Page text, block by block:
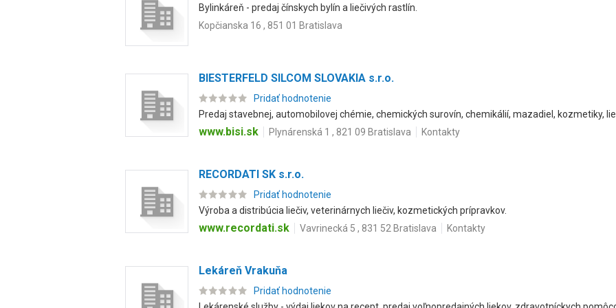
Bylinkáreň - predaj čínskych bylín a liečivých rastlín.
Kopčianska 16 , 851 01 Bratislava
BIESTERFELD SILCOM SLOVAKIA s.r.o.
Pridať hodnotenie
Predaj stavebnej, automobilovej chémie, chemických surovín, chemikálií, mazadiel, kozmetiky,
www.bisi.sk Plynárenská 1 , 821 09 Bratislava Kontakty
RECORDATI SK s.r.o.
Pridať hodnotenie
Výroba a distribúcia liečiv, veterinárnych liečiv, kozmetických prípravkov.
www.recordati.sk Vavrinecká 5 , 831 52 Bratislava Kontakty
Lekáreň Vrakuňa
Pridať hodnotenie